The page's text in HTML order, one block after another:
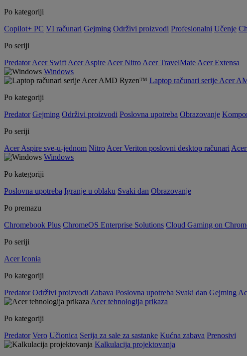
Po kategoriji
Copilot+ PC VI računari Gejming Održivi proizvodi Profesionalni Učenje
Po seriji
Predator Acer Swift Acer Aspire Acer Nitro Acer TravelMate Acer Extensa
Windows
Laptop računari serije Acer
Po kategoriji
Predator Gejming Održivi proizvodi Poslovna upotreba Obrazovanje
Po seriji
Acer Aspire sve-u-jednom Nitro Acer Veriton poslovni desktop računari
Windows
Po kategoriji
Poslovna upotreba Igranje u oblaku Svaki dan Obrazovanje
Po premazu
Chromebook Plus ChromeOS Enterprise Solutions Cloud Gaming on
Po seriji
Acer Iconia
Po kategoriji
Predator Održivi proizvodi Zabava Poslovna upotreba Svaki dan Gejming
Acer tehnologija prikaza
Po kategoriji
Predator Vero Učionica Serija za sale za sastanke Kućna zabava Prenosivi
Kalkulacija projektovanja